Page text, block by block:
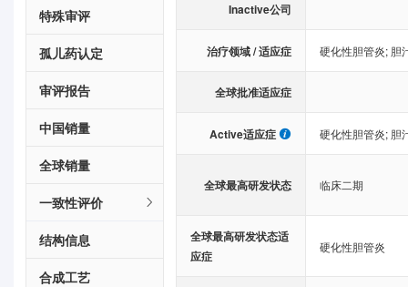
特殊审评
孤儿药认定
审评报告
中国销量
全球销量
一致性评价
结构信息
合成工艺
Inactive公司
治疗领域 / 适应症 硬化性胆管炎; 胆
全球批准适应症
Active适应症 硬化性胆管炎; 胆
全球最高研发状态 临床二期
全球最高研发状态适
应症
硬化性胆管炎